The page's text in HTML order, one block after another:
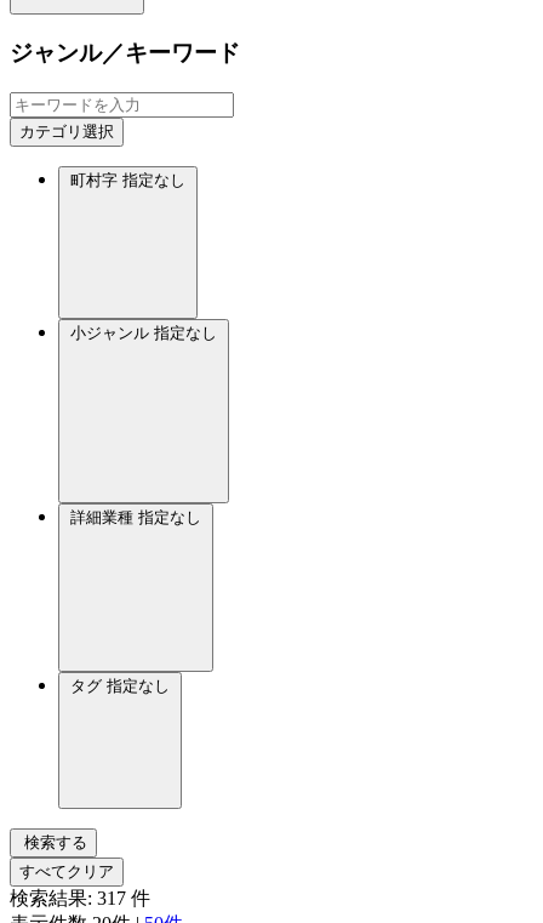
ジャンル／キーワード
カテゴリ選択
町村字 指定なし
小ジャンル 指定なし
詳細業種 指定なし
タグ 指定なし
検索する
すべてクリア
検索結果: 317 件